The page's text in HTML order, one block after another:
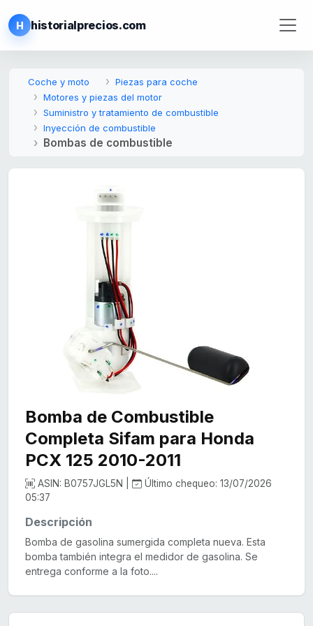
H historialprecios.com
Coche y moto
Piezas para coche
Motores y piezas del motor
Suministro y tratamiento de combustible
Inyección de combustible
Bombas de combustible
Bomba de Combustible
Completa Sifam para Honda
PCX 125 2010-2011
ASIN: B0757JGL5N |
Último chequeo: 13/07/2026
05:37
Descripción
Bomba de gasolina sumergida completa nueva. Esta
bomba también integra el medidor de gasolina. Se
entrega conforme a la foto....